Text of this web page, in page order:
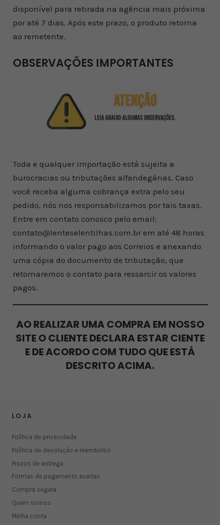
disponível para retirada na agência mais próxima
por até 7 dias. Após este prazo, o produto retorna
ao remetente.
OBSERVAÇÕES IMPORTANTES
Toda e qualquer importação está sujeita a
burocracias ou tributações alfandegárias. Caso
você receba alguma cobrança extra pelo seu
pedido, nós nos responsabilizamos por tais taxas.
Entre em contato conosco pelo email:
contato@lenteselentilhas.com.br em até 48 horas
informando o valor pago aos Correios e anexando
uma cópia do documento de tributação, que
retornaremos o contato para ressarcir os valores
pagos.
AO REALIZAR UMA COMPRA EM NOSSO
SITE O CLIENTE DECLARA ESTAR CIENTE
E DE ACORDO COM TUDO QUE ESTÁ
DESCRITO ACIMA.
LOJA
Política de privacidade
Política de devolução e reembolso
Prazos de entrega
Formas de pagamento aceitas
Compra segura
Quem somos
Minha conta